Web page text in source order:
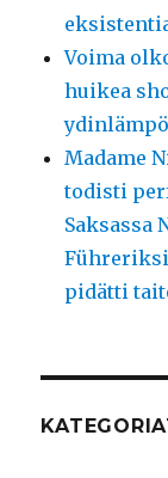
Voima
huikea
Madame
todisti
Saksassa
pidätti